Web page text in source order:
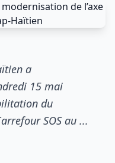
a
15 mai
du
SOS au ...